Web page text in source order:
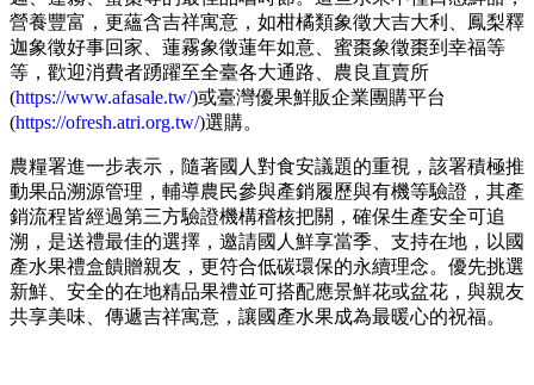
營養豐富，更蘊含吉祥寓意，如柑橘類象徵大吉大利、鳳梨釋
迦象徵好事回家、蓮霧象徵蓮年如意、蜜棗象徵棗到幸福等
等，歡迎消費者踴躍至全臺各大通路、農良直賣所
(https://www.afasale.tw/)或臺灣優果鮮販企業團購平台
(https://ofresh.atri.org.tw/)選購。
農糧署進一步表示，隨著國人對食安議題的重視，該署積極推
動果品溯源管理，輔導農民參與產銷履歷與有機等驗證，其產
銷流程皆經過第三方驗證機構稽核把關，確保生產安全可追
溯，是送禮最佳的選擇，邀請國人鮮享當季、支持在地，以國
產水果禮盒饋贈親友，更符合低碳環保的永續理念。優先挑選
新鮮、安全的在地精品果禮並可搭配應景鮮花或盆花，與親友
共享美味、傳遞吉祥寓意，讓國產水果成為最暖心的祝福。